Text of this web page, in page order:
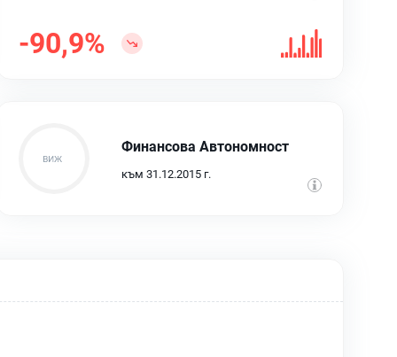
-90,9%
Финансова Автономност
към 31.12.2015 г.